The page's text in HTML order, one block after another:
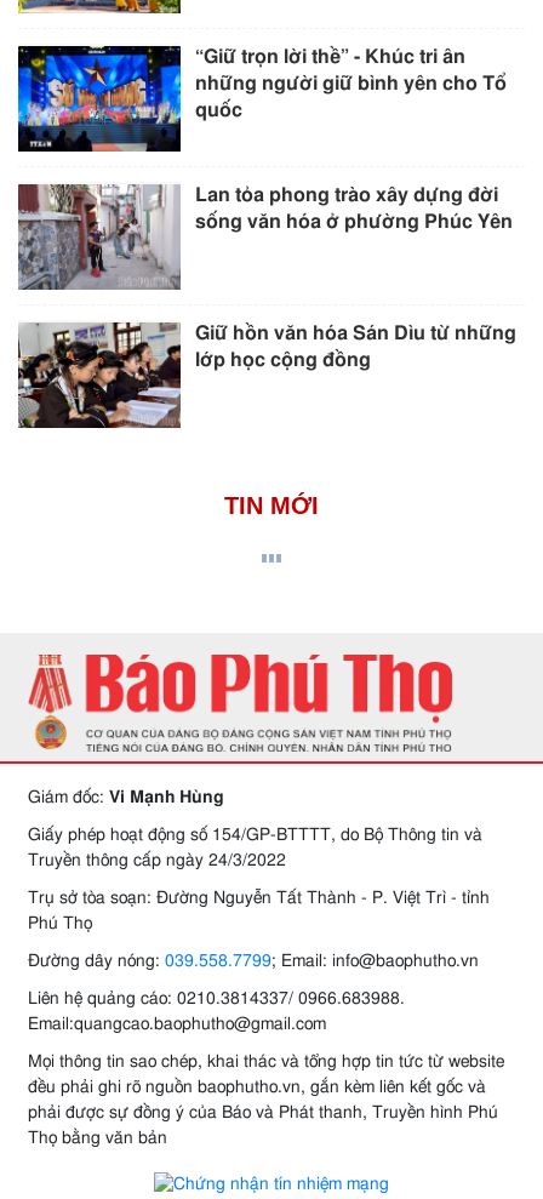
“Giữ trọn lời thề” - Khúc tri ân
những người giữ bình yên cho Tổ
quốc
Lan tỏa phong trào xây dựng đời
sống văn hóa ở phường Phúc Yên
Giữ hồn văn hóa Sán Dìu từ những
lớp học cộng đồng
TIN MỚI
Giám đốc: Vi Mạnh Hùng
Giấy phép hoạt động số 154/GP-BTTTT, do Bộ Thông tin và
Truyền thông cấp ngày 24/3/2022
Trụ sở tòa soạn: Đường Nguyễn Tất Thành - P. Việt Trì - tỉnh
Phú Thọ
Đường dây nóng: 039.558.7799; Email: info@baophutho.vn
Liên hệ quảng cáo: 0210.3814337/ 0966.683988.
Email:quangcao.baophutho@gmail.com
Mọi thông tin sao chép, khai thác và tổng hợp tin tức từ website
đều phải ghi rõ nguồn baophutho.vn, gắn kèm liên kết gốc và
phải được sự đồng ý của Báo và Phát thanh, Truyền hình Phú
Thọ bằng văn bản